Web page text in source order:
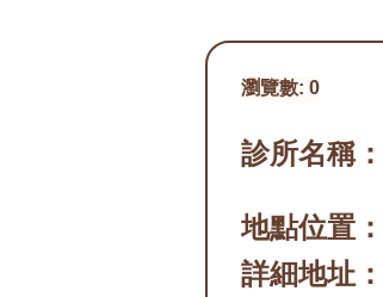
瀏覽數: 0
診所名稱：
地點位置：
詳細地址：